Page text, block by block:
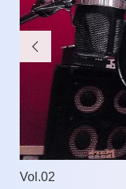

Vol.02